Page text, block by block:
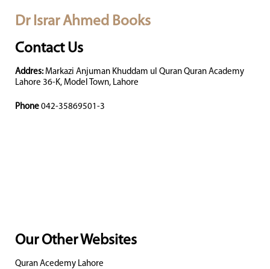
Dr Israr Ahmed Books
Contact Us
Addres: Markazi Anjuman Khuddam ul Quran Quran Academy
Lahore 36-K, Model Town, Lahore
Phone 042-35869501-3
Our Other Websites
Quran Acedemy Lahore